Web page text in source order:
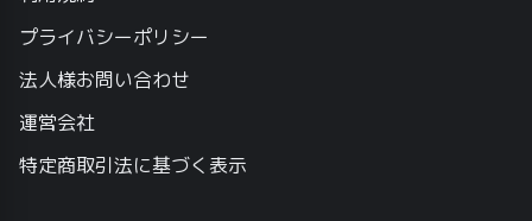
プライバシーポリシー
法人様お問い合わせ
運営会社
特定商取引法に基づく表示